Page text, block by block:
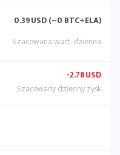
0.39USD (~0 BTC+ELA)
-2.78USD